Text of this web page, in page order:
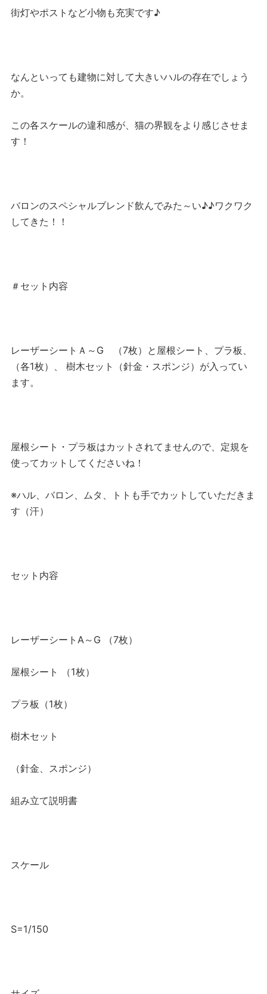
街灯やポストなど小物も充実です♪
なんといっても建物に対して大きいハルの存在でしょう
か。
この各スケールの違和感が、猫の界観をより感じさせま
す！
バロンのスペシャルブレンド飲んでみた～い♪♪ワクワク
してきた！！
＃セット内容
レーザーシートＡ～G （7枚）と屋根シート、プラ板、
（各1枚）、 樹木セット（針金・スポンジ）が入ってい
ます。
屋根シート・プラ板はカットされてませんので、定規を
使ってカットしてくださいね！
※ハル、バロン、ムタ、トトも手でカットしていただきま
す（汗）
セット内容
レーザーシートA～G （7枚）
屋根シート （1枚）
プラ板（1枚）
樹木セット
（針金、スポンジ）
組み立て説明書
スケール
S=1/150